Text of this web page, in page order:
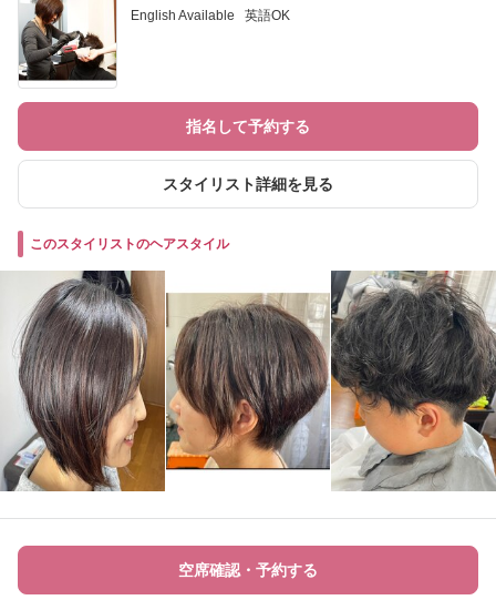
English Available 英語OK
指名して予約する
スタイリスト詳細を見る
このスタイリストのヘアスタイル
空席確認・予約する